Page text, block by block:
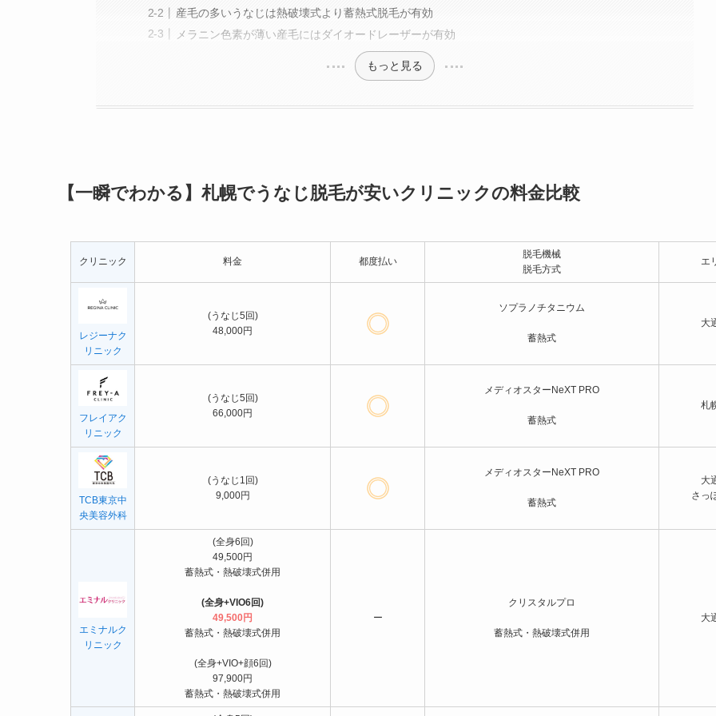
産毛の多いうなじは熱破壊式より蓄熱式脱毛が有効
メラニン色素が薄い産毛にはダイオードレーザーが有効
もっと見る
【一瞬でわかる】札幌でうなじ脱毛が安いクリニックの料金比較
クリニック 料金 都度払い
脱毛機械
脱毛方式
エ
レジーナク
リニック
(うなじ5回)
48,000円
ソプラノチタニウム
蓄熱式
大
フレイアク
リニック
(うなじ5回)
66,000円
メディオスターNeXT PRO
蓄熱式
札
TCB東京中
央美容外科
(うなじ1回)
9,000円
メディオスターNeXT PRO
蓄熱式
大
さっ
エミナルク
リニック
(全身6回)
49,500円
蓄熱式・熱破壊式併用
(全身+VIO6回)
49,500円
蓄熱式・熱破壊式併用
(全身+VIO+顔6回)
97,900円
蓄熱式・熱破壊式併用
ー
クリスタルプロ
蓄熱式・熱破壊式併用
大